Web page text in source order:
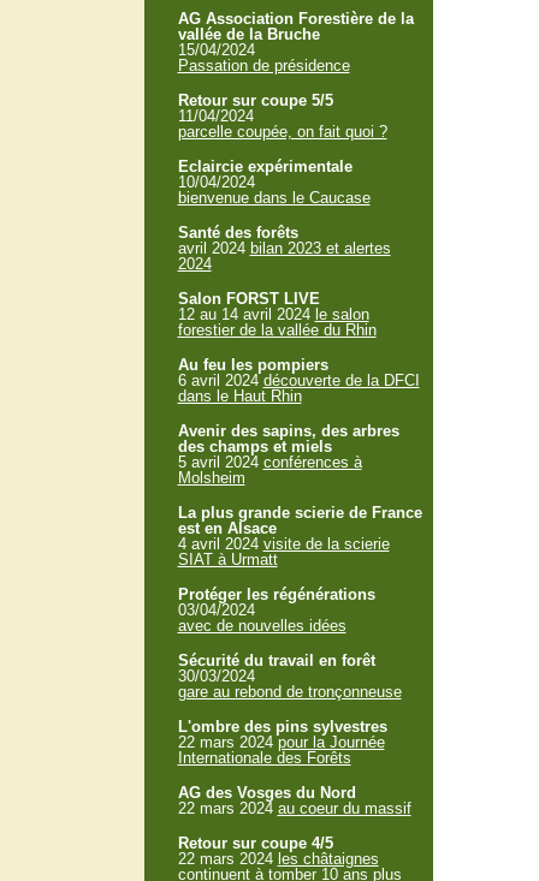
AG Association Forestière de la
vallée de la Bruche
15/04/2024
Passation de présidence
Retour sur coupe 5/5
11/04/2024
parcelle coupée, on fait quoi ?
Eclaircie expérimentale
10/04/2024
bienvenue dans le Caucase
Santé des forêts
avril 2024 bilan 2023 et alertes
2024
Salon FORST LIVE
12 au 14 avril 2024 le salon
forestier de la vallée du Rhin
Au feu les pompiers
6 avril 2024 découverte de la DFCI
dans le Haut Rhin
Avenir des sapins, des arbres
des champs et miels
5 avril 2024 conférences à
Molsheim
La plus grande scierie de France
est en Alsace
4 avril 2024 visite de la scierie
SIAT à Urmatt
Protéger les régénérations
03/04/2024
avec de nouvelles idées
Sécurité du travail en forêt
30/03/2024
gare au rebond de tronçonneuse
L'ombre des pins sylvestres
22 mars 2024 pour la Journée
Internationale des Forêts
AG des Vosges du Nord
22 mars 2024 au coeur du massif
Retour sur coupe 4/5
22 mars 2024 les châtaignes
continuent à tomber 10 ans plus